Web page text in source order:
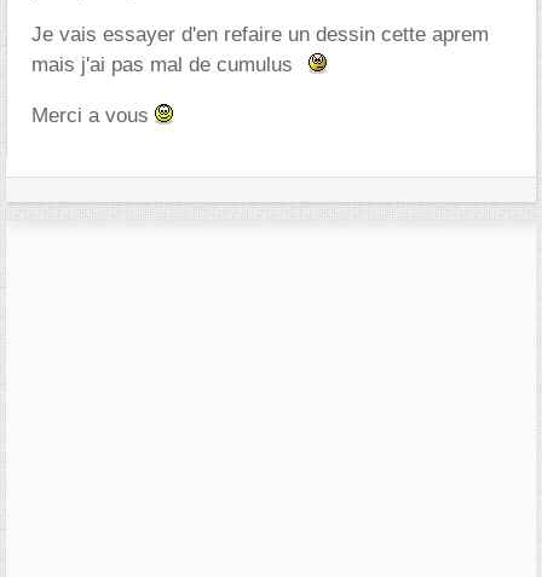
Je vais essayer d'en refaire un dessin cette aprem
mais j'ai pas mal de cumulus
Merci a vous